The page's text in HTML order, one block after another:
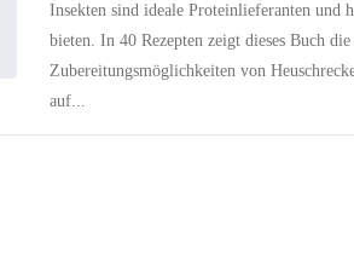
Insekten sind ideale Proteinlieferanten und
bieten. In 40 Rezepten zeigt dieses Buch
Zubereitungsmöglichkeiten von
auf...